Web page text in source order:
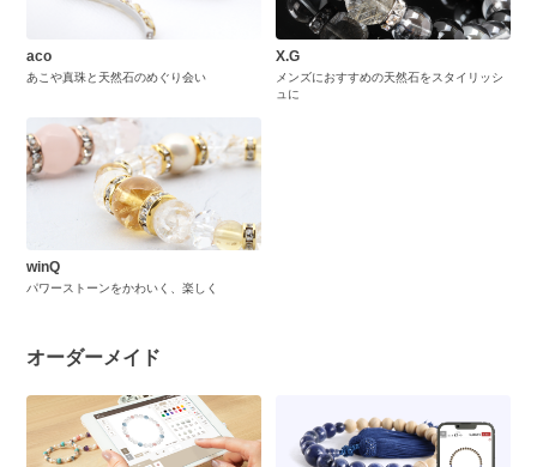
aco
あこや真珠と天然石のめぐり会い
X.G
メンズにおすすめの天然石をスタイリッシ
ュに
winQ
パワーストーンをかわいく、楽しく
オーダーメイド